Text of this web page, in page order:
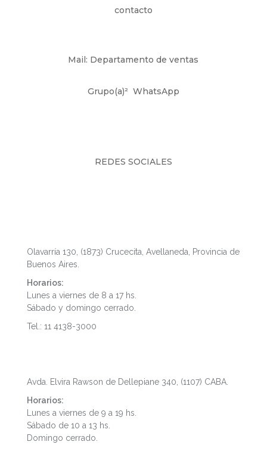
contacto
Mail: Departamento de ventas
Grupo(a)² WhatsApp
REDES SOCIALES
Olavarría 130, (1873) Crucecita, Avellaneda, Provincia de
Buenos Aires.
Horarios:
Lunes a viernes de 8 a 17 hs.
Sábado y domingo cerrado.
Tel.: 11 4138-3000
Avda. Elvira Rawson de Dellepiane 340, (1107) CABA.
Horarios:
Lunes a viernes de 9 a 19 hs.
Sábado de 10 a 13 hs.
Domingo cerrado.